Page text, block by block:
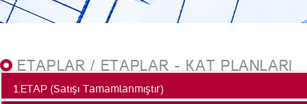
ETAPLAR / ETAPLAR - KAT PLANLARI
1.ETAP (Satışı Tamamlanmıştır)